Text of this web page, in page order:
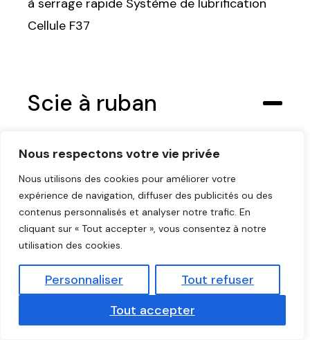
Nous respectons votre vie privée
Nous utilisons des cookies pour améliorer votre
expérience de navigation, diffuser des publicités ou des
contenus personnalisés et analyser notre trafic. En
cliquant sur « Tout accepter », vous consentez à notre
utilisation des cookies.
Personnaliser
Tout refuser
Tout accepter
à serrage rapide Système de lubrification
Cellule F37
Scie à ruban